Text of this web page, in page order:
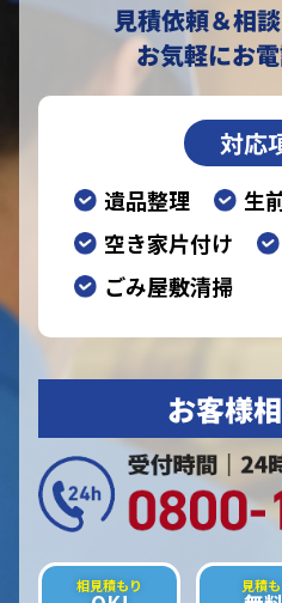
見積依頼＆相談
お気軽にお
対応
遺品整理
生
空き家片付け
ごみ屋敷清掃
お客様
相見積もり 見積